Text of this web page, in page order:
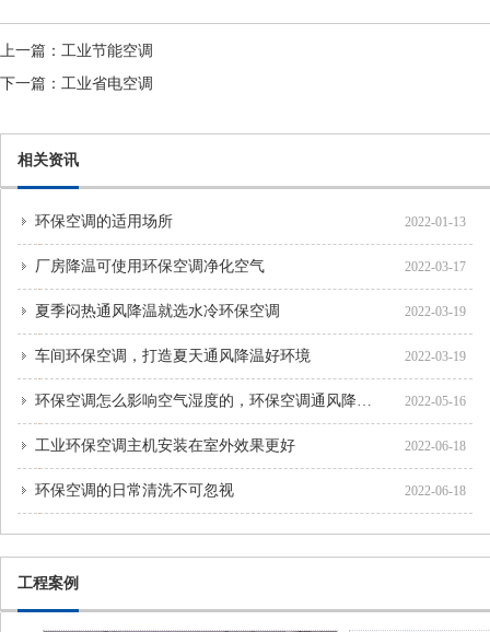
上一篇： 工业节能空调
下一篇： 工业省电空调
相关资讯
环保空调的适用场所 2022-01-13
厂房降温可使用环保空调净化空气 2022-03-17
夏季闷热通风降温就选水冷环保空调 2022-03-19
车间环保空调，打造夏天通风降温好环境 2022-03-19
环保空调怎么影响空气湿度的，环保空调通风降温的好处 2022-05-16
工业环保空调主机安装在室外效果更好 2022-06-18
环保空调的日常清洗不可忽视 2022-06-18
工程案例